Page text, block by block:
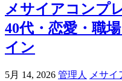
メサイアコンプ
40代・恋愛・職
イン
5月 14, 2026 管理人 メサ